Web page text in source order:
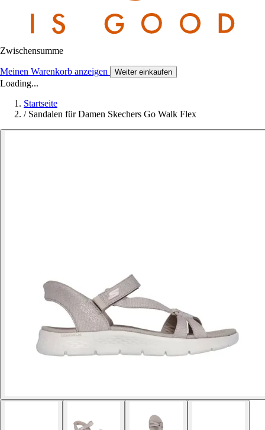
Zwischensumme
Meinen Warenkorb anzeigen Weiter einkaufen
Loading...
Startseite
/ Sandalen für Damen Skechers Go Walk Flex